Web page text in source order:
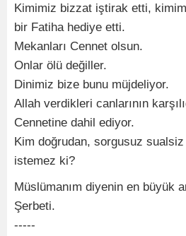
Kimimiz bizzat iştirak etti,
bir Fatiha hediye etti.
Mekanları Cennet olsun.
Onlar ölü değiller.
Dinimiz bize bunu müjdeliyor.
Allah verdikleri canlarının
Cennetine dahil ediyor.
Kim doğrudan, sorgusuz
istemez ki?
Müslümanım diyenin en büyük
Şerbeti.
-----